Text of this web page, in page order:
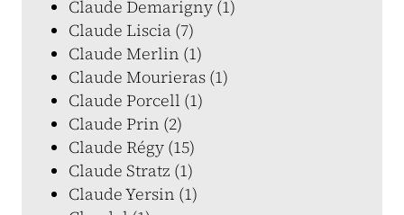
Claude Demarigny (1)
Claude Liscia (7)
Claude Merlin (1)
Claude Mourieras (1)
Claude Porcell (1)
Claude Prin (2)
Claude Régy (15)
Claude Stratz (1)
Claude Yersin (1)